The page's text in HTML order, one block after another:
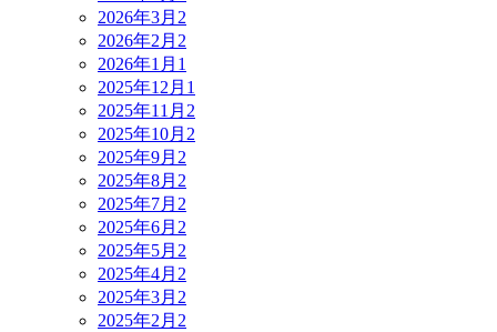
2026年3月 2
2026年2月 2
2026年1月 1
2025年12月 1
2025年11月 2
2025年10月 2
2025年9月 2
2025年8月 2
2025年7月 2
2025年6月 2
2025年5月 2
2025年4月 2
2025年3月 2
2025年2月 2